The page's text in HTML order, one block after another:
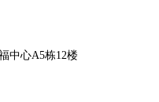
心A5栋12楼